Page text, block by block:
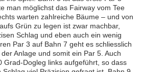
man möglichst das Fairway vom Tee
warten zahlreiche Bäume – und von
Grün zu legen ist zwar machbar,
Schlag und eben auch ein wenig
Par 3 auf Bahn 7 geht es schliesslich
Anlage und somit ein Par 5. Auch
Grad-Dogleg links aufgeführt, so dass